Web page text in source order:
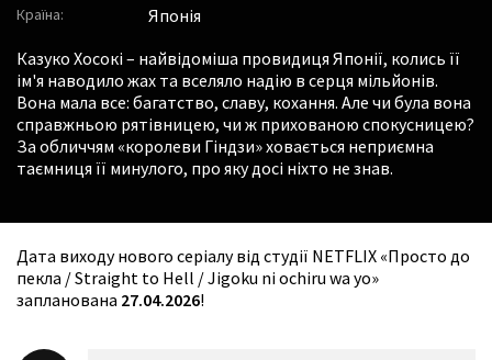
Країна:
Японія
Казуко Хосокі – найвідоміша провидиця Японії, колись її
ім'я наводило жах та вселяло надію в серця мільйонів.
Вона мала все: багатство, славу, кохання. Але чи була вона
справжньою рятівницею, чи ж прихованою спокусницею?
За обличчям «королеви Гіндзи» ховається неприємна
таємниця її минулого, про яку досі ніхто не знав.
Дата виходу нового серіалу від студії NETFLIX «Просто до
пекла / Straight to Hell / Jigoku ni ochiru wa yo»
запланована 27.04.2026!